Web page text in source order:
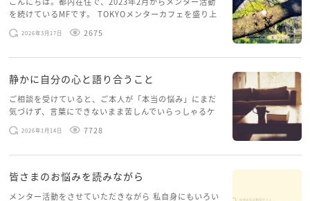
を続けているMFです。 TOKYOメンターカフェを盛り上
げたいという想いから、勇気を出して初めてブログを投
稿してみようと思います。少し自分のことを書いてみま
2026年3月17日 2675
静かに自分の心と語り合うこと
ご相談を受けていると、ご本人が「本当の悩み」にまだ
気づけず、言葉にできないまま苦しんでいらっしゃるケ
ースがありますお悩みというのは、心の深いところ（深
層心理）に触れることで、まったく違う角度から解決の
2026年1月14日 7728
皆さまのお悩みを読みながら
メンター活動をさせていただきながら 私自身にもいろい